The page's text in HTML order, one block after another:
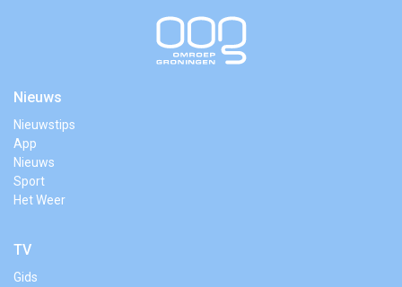
Nieuws
Nieuwstips
App
Nieuws
Sport
Het Weer
TV
Gids